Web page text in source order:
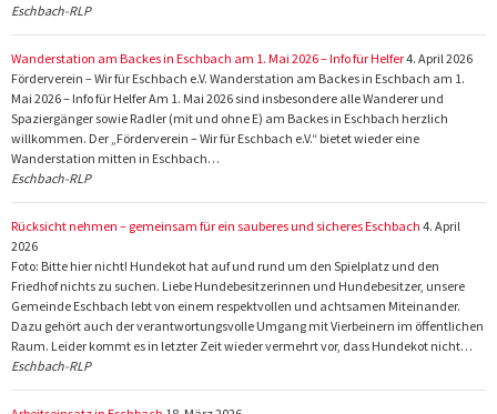
Eschbach-RLP
Wanderstation am Backes in Eschbach am 1. Mai 2026 – Info für Helfer4. April 2026
Förderverein – Wir für Eschbach e.V. Wanderstation am Backes in Eschbach am 1.
Mai 2026 – Info für Helfer Am 1. Mai 2026 sind insbesondere alle Wanderer und
Spaziergänger sowie Radler (mit und ohne E) am Backes in Eschbach herzlich
willkommen. Der „Förderverein – Wir für Eschbach e.V.“ bietet wieder eine
Wanderstation mitten in Eschbach…
Eschbach-RLP
Rücksicht nehmen – gemeinsam für ein sauberes und sicheres Eschbach 4. April
2026
Foto: Bitte hier nicht! Hundekot hat auf und rund um den Spielplatz und den
Friedhof nichts zu suchen. Liebe Hundebesitzerinnen und Hundebesitzer, unsere
Gemeinde Eschbach lebt von einem respektvollen und achtsamen Miteinander.
Dazu gehört auch der verantwortungsvolle Umgang mit Vierbeinern im öffentlichen
Raum. Leider kommt es in letzter Zeit wieder vermehrt vor, dass Hundekot nicht…
Eschbach-RLP